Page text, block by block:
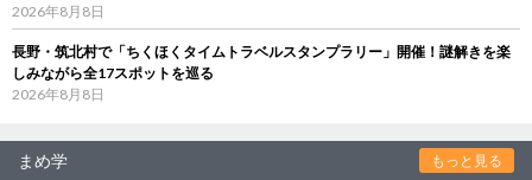
2026年8月8日
長野・筑北村で「ちくほくタイムトラベルスタンプラリー」開催！謎解きを楽
しみながら全17スポットを巡る
2026年8月8日
まめ学 もっと見る